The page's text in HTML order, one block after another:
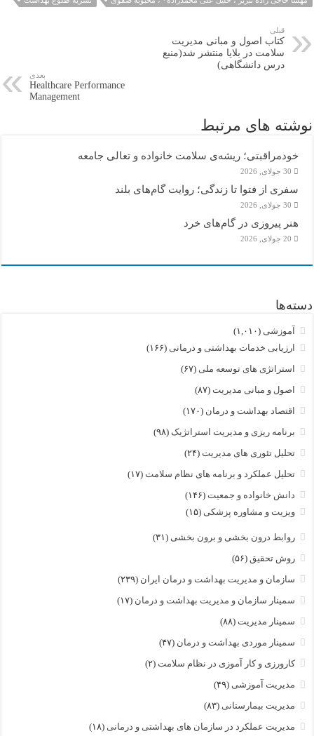
قبلی
کتاب اصول و مبانی مدیریت
سلامت در بلایا منتشر شد(منبع
درس دانشگاهی)
بعدی
Healthcare Performance
Management
نوشته های مرتبط
خودمراقبتی؛ ریشه‌ی سلامت خانواده و تعالی جامعه
30 جولای, 2026
سفری از فتوا تا زندگی؛ روایت گام‌های بلند
30 جولای, 2026
هنر پیروزی در گام‌های خرد
20 جولای, 2026
دسته‌ها
آموزشی (۱,۰۱۰)
ارزیابی خدمات بهداشتی و درمانی (۱۶۶)
استراتژی های توسعه ملی (۶۷)
اصول و مبانی مدیریت (۸۷)
اقتصاد بهداشت و درمان (۱۷۰)
برنامه ریزی و مدیریت استراتژیک (۹۸)
تحلیل تئوری های مدیریت (۲۴)
تحلیل عملکرد و برنامه های نظام سلامت (۱۷)
دانش خانواده و جمعیت (۱۴۶)
ویزیت و مشاوره پزشکی (۱۵)
روابط درون بخشی و برون بخشی (۳۱)
روش تحقیق (۵۶)
سازمان و مدیریت بهداشت و درمان ایران (۲۳۹)
سمینار سازمان و مدیریت بهداشت و درمان (۱۷)
سمینار مدیریت (۸۸)
سمینار موردی بهداشت و درمان (۴۷)
کارورزی و کار آموزی در نظام سلامت (۲)
مدیریت آموزشی (۴۹)
مدیریت بیمارستانی (۸۳)
مدیریت عملکرد در سازمان های بهداشتی و درمانی (۱۸)